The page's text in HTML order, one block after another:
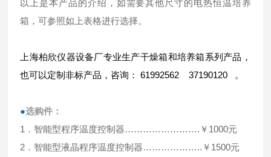
以上是本产品的介绍，如需要其他尺寸的电热恒温培养
箱，可参照如上表格进行选择。
上海柏欣仪器设备厂专业生产干燥箱和培养箱系列产品，
也可以定制非标产品，咨询： 61992562 37190120 。
●选购件：
1．智能型程序温度控制器…………………….￥1000元
2．智能型液晶程序温度控制器………………..￥1500元